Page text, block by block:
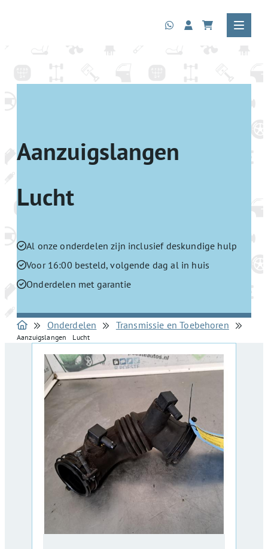
Aanzuigslangen
Lucht
Al onze onderdelen zijn inclusief deskundige hulp
Voor 16:00 besteld, volgende dag al in huis
Onderdelen met garantie
Onderdelen Transmissie en Toebehoren
Aanzuigslangen Lucht